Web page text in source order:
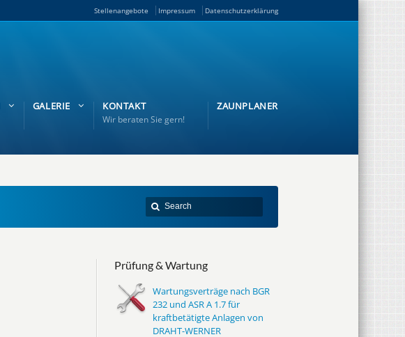
Stellenangebote Impressum Datenschutzerklärung
GALERIE KONTAKT
Wir beraten Sie gern!
ZAUNPLANER
Prüfung & Wartung
Wartungsverträge nach BGR
232 und ASR A 1.7 für
kraftbetätigte Anlagen von
DRAHT-WERNER